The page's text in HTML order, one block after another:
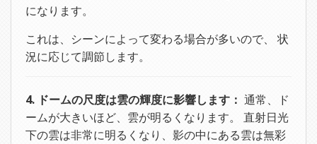
になります。
これは、シーンによって変わる場合が多いので、 状
況に応じて調節します。
4. ドームの尺度は雲の輝度に影響します： 通常、ド
ームが大きいほど、雲が明るくなります。 直射日光
下の雲は非常に明るくなり、影の中にある雲は無彩